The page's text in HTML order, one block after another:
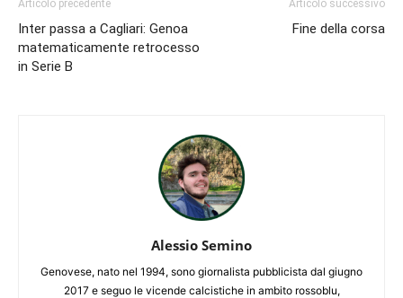
Articolo precedente
Inter passa a Cagliari: Genoa
matematicamente retrocesso
in Serie B
Articolo successivo
Fine della corsa
Alessio Semino
Genovese, nato nel 1994, sono giornalista pubblicista dal giugno
2017 e seguo le vicende calcistiche in ambito rossoblu,